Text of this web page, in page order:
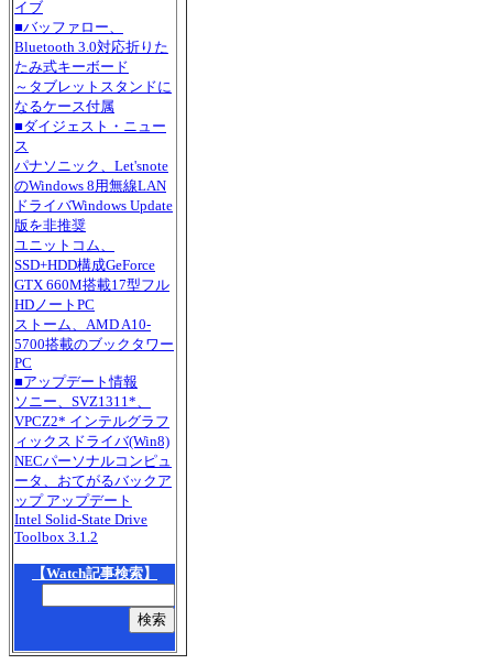
イブ
■バッファロー、
Bluetooth 3.0対応折りた
たみ式キーボード
～タブレットスタンドに
なるケース付属
■ダイジェスト・ニュー
ス
パナソニック、Let'snote
のWindows 8用無線LAN
ドライバWindows Update
版を非推奨
ユニットコム、
SSD+HDD構成GeForce
GTX 660M搭載17型フル
HDノートPC
ストーム、AMD A10-
5700搭載のブックタワー
PC
■アップデート情報
ソニー、SVZ1311*、
VPCZ2* インテルグラフ
ィックスドライバ(Win8)
NECパーソナルコンピュ
ータ、おてがるバックア
ップ アップデート
Intel Solid-State Drive
Toolbox 3.1.2
【Watch記事検索】